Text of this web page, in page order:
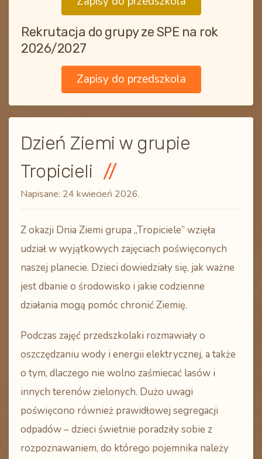
Rekrutacja do grupy ze SPE na rok
2026/2027
Zapisy do przedszkola
Dzień Ziemi w grupie
Tropicieli
Napisane: 24 kwiecień 2026.
Z okazji Dnia Ziemi grupa „Tropiciele” wzięła
udział w wyjątkowych zajęciach poświęconych
naszej planecie. Dzieci dowiedziały się, jak ważne
jest dbanie o środowisko i jakie codzienne
działania mogą pomóc chronić Ziemię.
Podczas zajęć przedszkolaki rozmawiały o
oszczędzaniu wody i energii elektrycznej, a także
o tym, dlaczego nie wolno zaśmiecać lasów i
innych terenów zielonych. Dużo uwagi
poświęcono również prawidłowej segregacji
odpadów – dzieci świetnie poradziły sobie z
rozpoznawaniem, do którego pojemnika należy